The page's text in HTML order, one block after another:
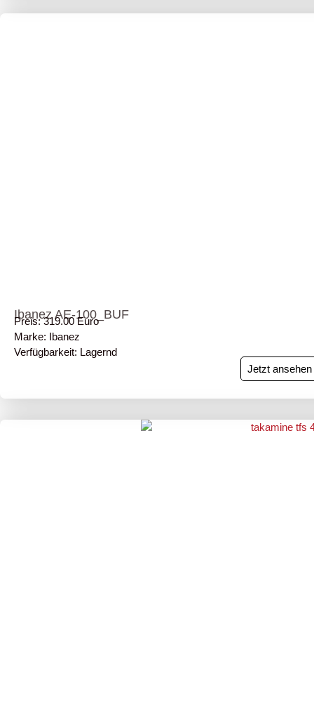
Ibanez AE-100_BUF
Preis: 319.00 Euro
Marke: Ibanez
Verfügbarkeit: Lagernd
Jetzt ansehen